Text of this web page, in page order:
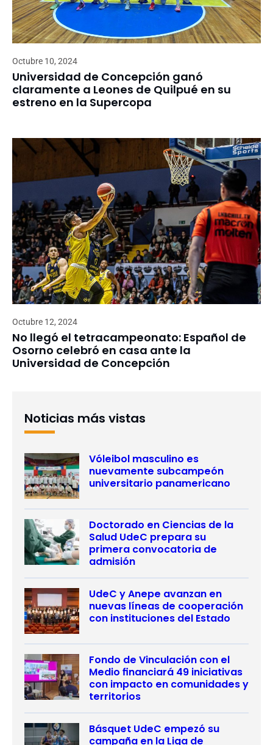
Octubre 10, 2024
Universidad de Concepción ganó
claramente a Leones de Quilpué en su
estreno en la Supercopa
Octubre 12, 2024
No llegó el tetracampeonato: Español de
Osorno celebró en casa ante la
Universidad de Concepción
Noticias más vistas
Vóleibol masculino es
nuevamente subcampeón
universitario panamericano
Doctorado en Ciencias de la
Salud UdeC prepara su
primera convocatoria de
admisión
UdeC y Anepe avanzan en
nuevas líneas de cooperación
con instituciones del Estado
Fondo de Vinculación con el
Medio financiará 49 iniciativas
con impacto en comunidades y
territorios
Básquet UdeC empezó su
campaña en la Liga de